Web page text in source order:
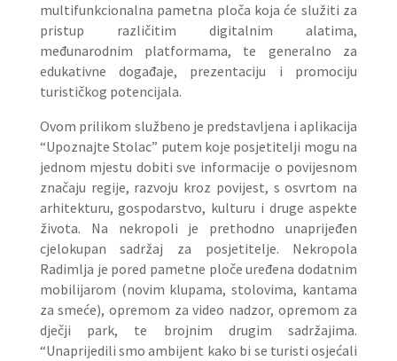
multifunkcionalna pametna ploča koja će služiti za
pristup različitim digitalnim alatima,
međunarodnim platformama, te generalno za
edukativne događaje, prezentaciju i promociju
turističkog potencijala.
Ovom prilikom službeno je predstavljena i aplikacija
“Upoznajte Stolac” putem koje posjetitelji mogu na
jednom mjestu dobiti sve informacije o povijesnom
značaju regije, razvoju kroz povijest, s osvrtom na
arhitekturu, gospodarstvo, kulturu i druge aspekte
života. Na nekropoli je prethodno unaprijeđen
cjelokupan sadržaj za posjetitelje. Nekropola
Radimlja je pored pametne ploče uređena dodatnim
mobilijarom (novim klupama, stolovima, kantama
za smeće), opremom za video nadzor, opremom za
dječji park, te brojnim drugim sadržajima.
“Unaprijedili smo ambijent kako bi se turisti osjećali